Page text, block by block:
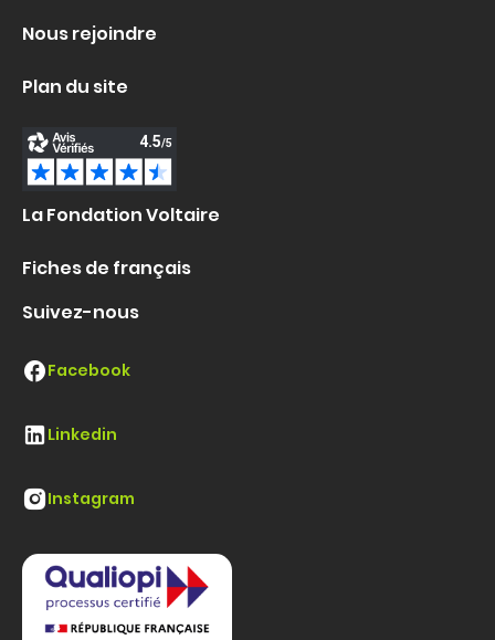
Nous rejoindre
Plan du site
La Fondation Voltaire
Fiches de français
Suivez-nous
Facebook
Linkedin
Instagram